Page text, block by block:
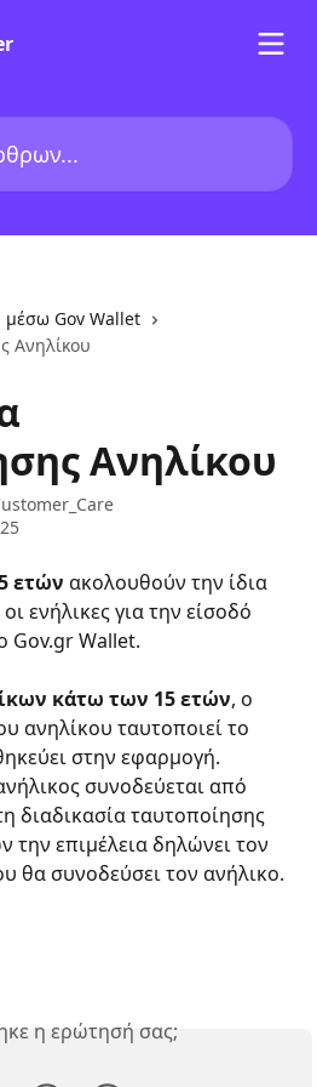
μέσω Gov Wallet​
Ανηλίκου
Ανηλίκου
ετών ακολουθούν την ίδια
ενήλικες για την είσοδό
Gov.gr Wallet.​
κάτω των 15 ετών, ο
ανηλίκου ταυτοποιεί το
στην εφαρμογή.
συνοδεύεται από
διαδικασία ταυτοποίησης
την επιμέλεια δηλώνει τον
θα συνοδεύσει τον ανήλικο.
η ερώτησή σας;